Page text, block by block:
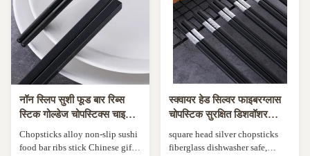
Items Include: ...
character "福"(means ...
नॉन स्लिप सुशी फूड बार रिब्स
स्टिक गोल्डेज चोपस्टिक्स चाइनीज
गिफ्ट रियूजेबल
Chopsticks alloy non-slip sushi
food bar ribs stick Chinese gift
स्क्वायर हेड सिल्वर फाइबरग्लास
चोपस्टिक सुरक्षित डिशवॉशर
जापानी गैर पर्ची
square head silver chopsticks
fiberglass dishwasher safe,